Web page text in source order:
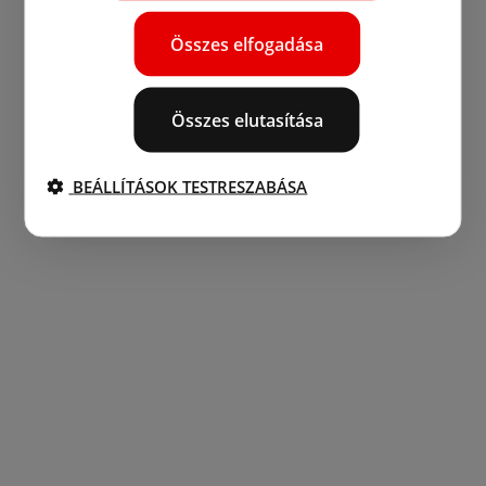
Összes elfogadása
Összes elutasítása
BEÁLLÍTÁSOK TESTRESZABÁSA